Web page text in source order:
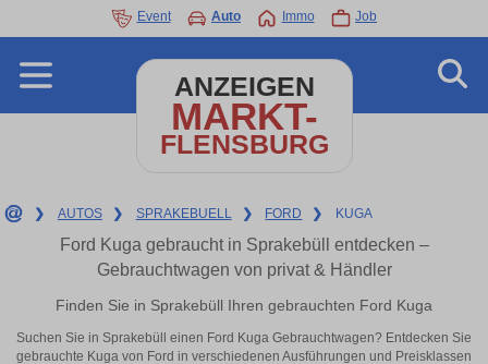
Event Auto Immo Job
ANZEIGEN
MARKT-
FLENSBURG
❯ AUTOS ❯ SPRAKEBUELL ❯ FORD ❯ KUGA
Ford Kuga gebraucht in Sprakebüll entdecken –
Gebrauchtwagen von privat & Händler
Finden Sie in Sprakebüll Ihren gebrauchten Ford Kuga
Suchen Sie in Sprakebüll einen Ford Kuga Gebrauchtwagen? Entdecken Sie
gebrauchte Kuga von Ford in verschiedenen Ausführungen und Preisklassen